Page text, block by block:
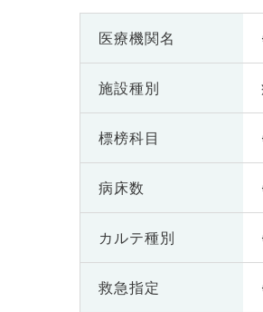
医療機関名
施設種別
標榜科目
病床数
カルテ種別
救急指定